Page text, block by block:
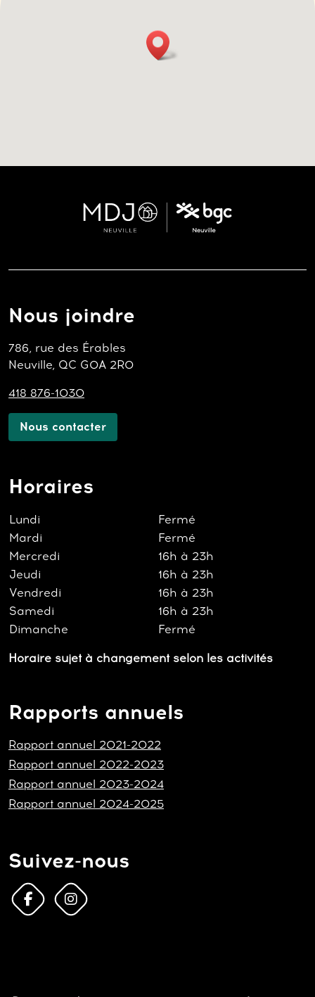
Nous joindre
786, rue des Érables
Neuville, QC G0A 2R0
418 876-1030
Nous contacter
Horaires
Lundi
Fermé
Mardi
Fermé
Mercredi
16h à 23h
Jeudi
16h à 23h
Vendredi
16h à 23h
Samedi
16h à 23h
Dimanche
Fermé
Horaire sujet à changement selon les activités
Rapports annuels
Rapport annuel 2021-2022
Rapport annuel 2022-2023
Rapport annuel 2023-2024
Rapport annuel 2024-2025
Suivez-nous